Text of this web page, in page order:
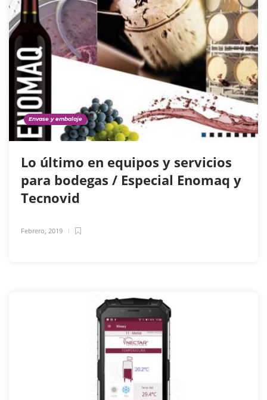
Envase y embalaje
Lo último en equipos y servicios
para bodegas / Especial Enomaq y
Tecnovid
Febrero, 2019